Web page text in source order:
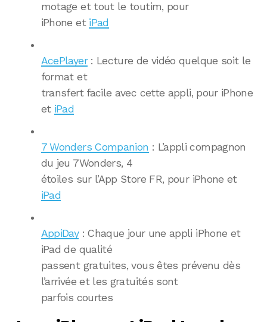
motage et tout le toutim, pour
iPhone et iPad
AcePlayer: Lecture de vidéo quelque soit le
format et
transfert facile avec cette appli, pour iPhone
et iPad
7 Wonders Companion : L’appli compagnon
du jeu 7Wonders, 4
étoiles sur l’App Store FR, pour iPhone et
iPad
AppiDay: Chaque jour une appli iPhone et
iPad de qualité
passent gratuites, vous êtes prévenu dès
l’arrivée et les gratuités sont
parfois courtes